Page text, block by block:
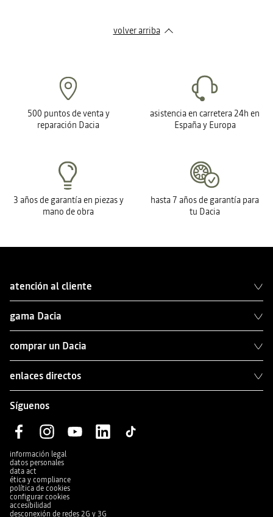
volver arriba
500 puntos de venta y
reparación Dacia
asistencia en carretera 24h en
España y Europa
3 años de garantía en piezas y
mano de obra
hasta 7 años de garantía para
tu Dacia
atención al cliente
gama Dacia
comprar un Dacia
enlaces directos
Síguenos
información legal
datos personales
data act
ética y compliance
política de cookies
configurar cookies
accesibilidad
desconexión de redes 2G y 3G